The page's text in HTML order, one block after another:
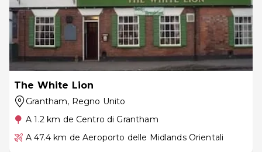
The White Lion
Grantham, Regno Unito
A 1.2 km de Centro di Grantham
A 47.4 km de Aeroporto delle Midlands Orientali